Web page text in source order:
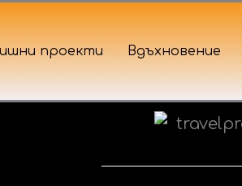
проекти Вдъхновение